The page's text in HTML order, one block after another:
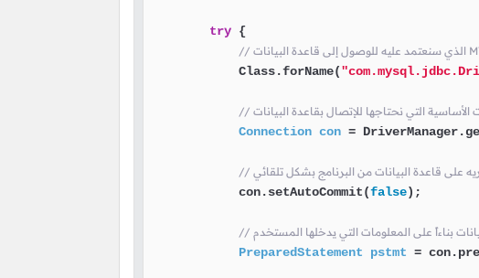
try {
            Class.forName(
Connection con =
            con.setAutoCommit(
false);
PreparedStatement pstmt =